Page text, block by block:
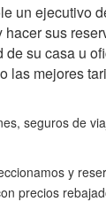
un ejecutivo
sus
su casa u
las mejores
seguros de
y
precios